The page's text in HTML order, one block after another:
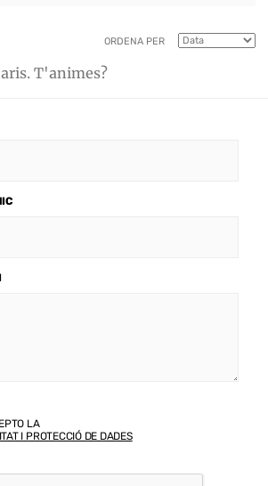
ORDENA PER
T'animes?
LA
I PROTECCIÓ DE DADES